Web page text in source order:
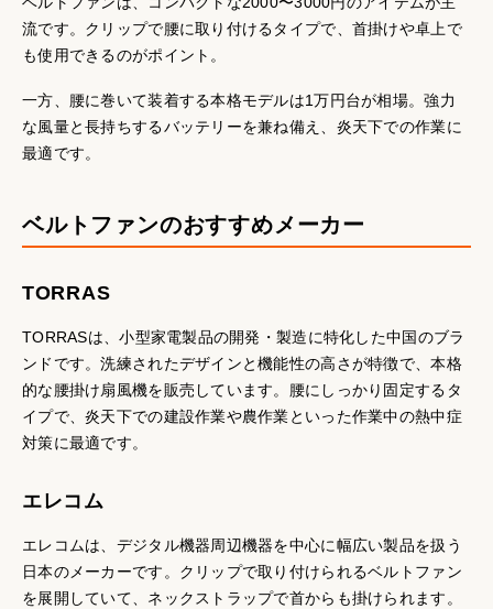
流です。クリップで腰に取り付けるタイプで、首掛けや卓上で
も使用できるのがポイント。
一方、腰に巻いて装着する本格モデルは1万円台が相場。強力
な風量と長持ちするバッテリーを兼ね備え、炎天下での作業に
最適です。
ベルトファンのおすすめメーカー
TORRAS
TORRASは、小型家電製品の開発・製造に特化した中国のブラ
ンドです。洗練されたデザインと機能性の高さが特徴で、本格
的な腰掛け扇風機を販売しています。腰にしっかり固定するタ
イプで、炎天下での建設作業や農作業といった作業中の熱中症
対策に最適です。
エレコム
エレコムは、デジタル機器周辺機器を中心に幅広い製品を扱う
日本のメーカーです。クリップで取り付けられるベルトファン
を展開していて、ネックストラップで首からも掛けられます。